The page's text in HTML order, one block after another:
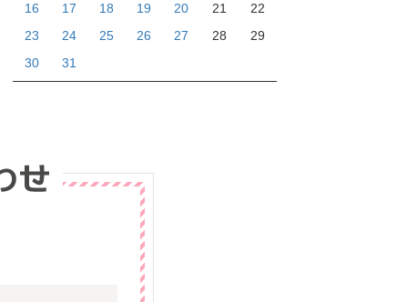
16
17 18 19 20 21
22
23
24 25 26 27 28
29
30
31